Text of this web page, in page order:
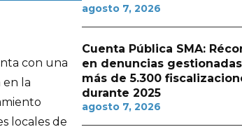
con una
en la
locales de
agosto 7, 2026
Cuenta Pública SMA:
en denuncias
más de 5.300
durante 2025
agosto 7, 2026